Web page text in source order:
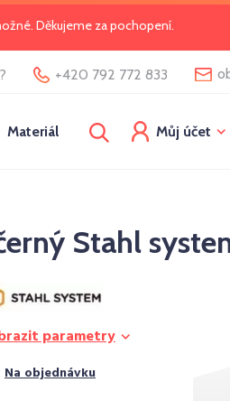
Děkujeme za pochopení.
+420 792 772 833
Materiál Můj účet
Stahl
parametry
Na objednávku